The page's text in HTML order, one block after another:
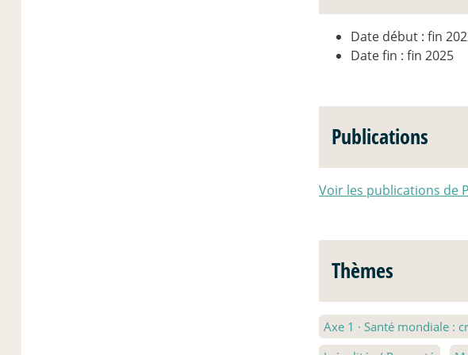
Date début : fin
Date fin : fin 2025
Publications
Voir les publications de
Thèmes
Axe 1 · Santé mondiale :